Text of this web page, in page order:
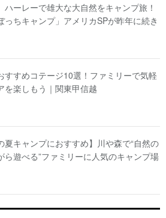
ハーレーで雄大な大自然をキャンプ旅！
っちキャンプ」アメリカSPが昨年に続き
すすめコテージ10選！ファミリーで気軽
を楽しもう｜関東甲信越
夏キャンプにおすすめ】川や森で“自然の
ら遊べる”ファミリーに人気のキャンプ場